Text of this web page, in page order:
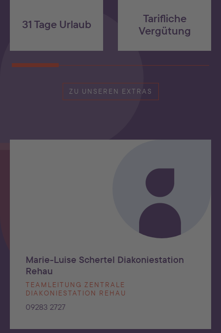
31 Tage Urlaub Tarifliche
Vergütung
ZU UNSEREN EXTRAS
Marie-Luise Schertel Diakoniestation
Rehau
TEAMLEITUNG ZENTRALE
DIAKONIESTATION REHAU
09283 2727